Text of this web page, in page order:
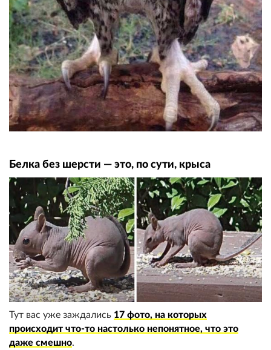
Белка без шерсти — это, по сути, крыса
Тут вас уже заждались 17 фото, на которых
происходит что-то настолько непонятное, что это
даже смешно.